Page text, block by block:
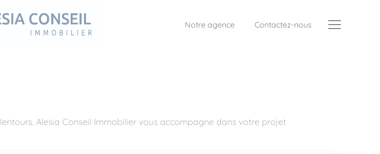
Notre agence Contactez-nous
Alesia Conseil Immobilier vous accompagne dans votre projet